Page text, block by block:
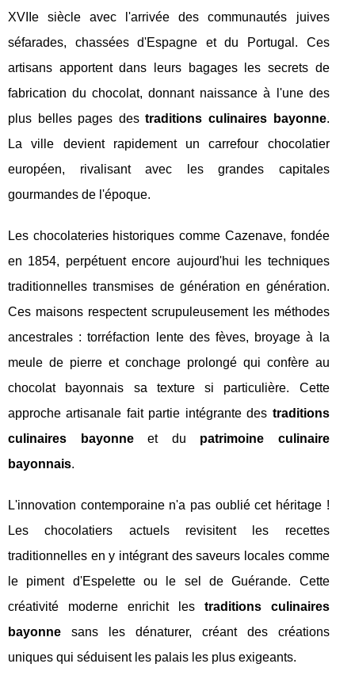
XVIIe siècle avec l'arrivée des communautés juives
séfarades, chassées d'Espagne et du Portugal. Ces
artisans apportent dans leurs bagages les secrets de
fabrication du chocolat, donnant naissance à l'une des
plus belles pages destraditions culinaires bayonne.
La ville devient rapidement un carrefour chocolatier
européen, rivalisant avec les grandes capitales
gourmandes de l'époque.
Les chocolateries historiques comme Cazenave, fondée
en 1854, perpétuent encore aujourd'hui les techniques
traditionnelles transmises de génération en génération.
Ces maisons respectent scrupuleusement les méthodes
ancestrales : torréfaction lente des fèves, broyage à la
meule de pierre et conchage prolongé qui confère au
chocolat bayonnais sa texture si particulière. Cette
approche artisanale fait partie intégrante des traditions
culinaires bayonneet du patrimoine culinaire
bayonnais.
L'innovation contemporaine n'a pas oublié cet héritage !
Les chocolatiers actuels revisitent les recettes
traditionnelles en y intégrant des saveurs locales comme
le piment d'Espelette ou le sel de Guérande. Cette
créativité moderne enrichit les traditions culinaires
bayonne sans les dénaturer, créant des créations
uniques qui séduisent les palais les plus exigeants.